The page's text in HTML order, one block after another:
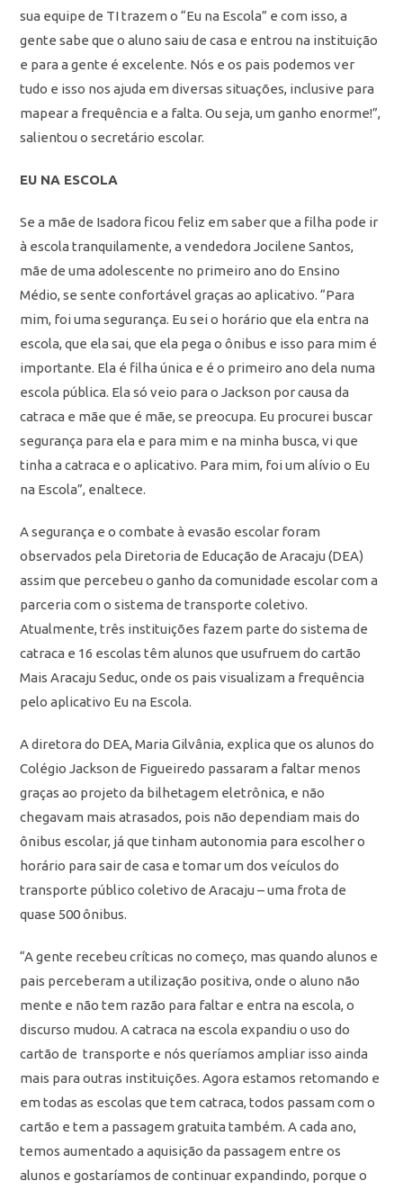
sua equipe de TI trazem o “Eu na Escola” e com isso, a
gente sabe que o aluno saiu de casa e entrou na instituição
e para a gente é excelente. Nós e os pais podemos ver
tudo e isso nos ajuda em diversas situações, inclusive para
mapear a frequência e a falta. Ou seja, um ganho enorme!”,
salientou o secretário escolar.
EU NA ESCOLA
Se a mãe de Isadora ficou feliz em saber que a filha pode ir
à escola tranquilamente, a vendedora Jocilene Santos,
mãe de uma adolescente no primeiro ano do Ensino
Médio, se sente confortável graças ao aplicativo. “Para
mim, foi uma segurança. Eu sei o horário que ela entra na
escola, que ela sai, que ela pega o ônibus e isso para mim é
importante. Ela é filha única e é o primeiro ano dela numa
escola pública. Ela só veio para o Jackson por causa da
catraca e mãe que é mãe, se preocupa. Eu procurei buscar
segurança para ela e para mim e na minha busca, vi que
tinha a catraca e o aplicativo. Para mim, foi um alívio o Eu
na Escola”, enaltece.
A segurança e o combate à evasão escolar foram
observados pela Diretoria de Educação de Aracaju (DEA)
assim que percebeu o ganho da comunidade escolar com a
parceria com o sistema de transporte coletivo.
Atualmente, três instituições fazem parte do sistema de
catraca e 16 escolas têm alunos que usufruem do cartão
Mais Aracaju Seduc, onde os pais visualizam a frequência
pelo aplicativo Eu na Escola.
A diretora do DEA, Maria Gilvânia, explica que os alunos do
Colégio Jackson de Figueiredo passaram a faltar menos
graças ao projeto da bilhetagem eletrônica, e não
chegavam mais atrasados, pois não dependiam mais do
ônibus escolar, já que tinham autonomia para escolher o
horário para sair de casa e tomar um dos veículos do
transporte público coletivo de Aracaju – uma frota de
quase 500 ônibus.
“A gente recebeu críticas no começo, mas quando alunos e
pais perceberam a utilização positiva, onde o aluno não
mente e não tem razão para faltar e entra na escola, o
discurso mudou. A catraca na escola expandiu o uso do
cartão de transporte e nós queríamos ampliar isso ainda
mais para outras instituições. Agora estamos retomando e
em todas as escolas que tem catraca, todos passam com o
cartão e tem a passagem gratuita também. A cada ano,
temos aumentado a aquisição da passagem entre os
alunos e gostaríamos de continuar expandindo, porque o